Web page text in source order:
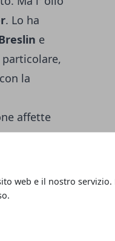
web e il nostro servizio.
. Lo ha
e
la
affette
e i
la
"pepato",
del